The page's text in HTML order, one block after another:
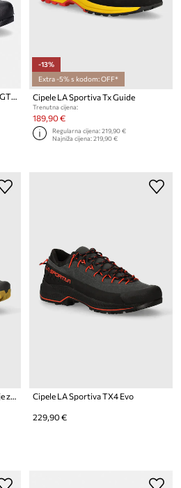
-13%
Extra -5% s kodom: OFF*
Cipele LA Sportiva Tx Guide
Trenutna cijena:
189,90 €
Regularna cijena:219,90 €
Najniža cijena:219,90 €
La Sportiva obuća za planinarenje za muškarce Bushido III Cipele LA Sportiva TX4 Evo
229,90 €